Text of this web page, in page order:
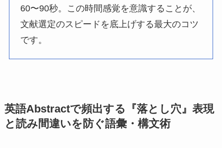
60〜90秒。この時間感覚を意識することが、
文献選定のスピードを底上げする最大のコツ
です。
英語Abstractで頻出する『落とし穴』表現
と読み間違いを防ぐ語彙・構文術